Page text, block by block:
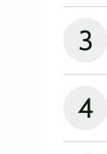
3
4